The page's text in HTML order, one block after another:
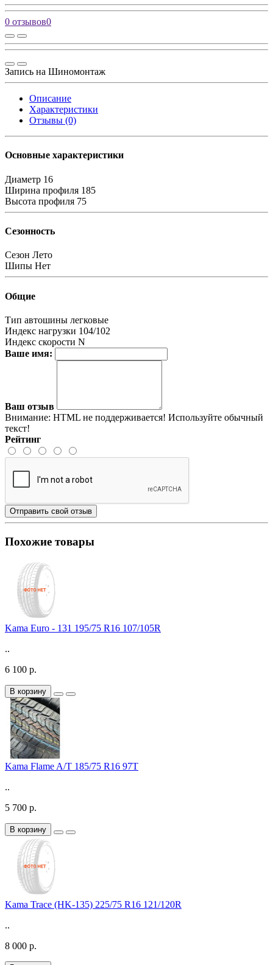
0 отзывов0
Запись на Шиномонтаж
Описание
Характеристики
Отзывы (0)
Основные характеристики
Диаметр 16
Ширина профиля 185
Высота профиля 75
Сезонность
Сезон Лето
Шипы Нет
Общие
Тип автошины легковые
Индекс нагрузки 104/102
Индекс скорости N
Ваше имя:
Ваш отзыв
Внимание: HTML не поддерживается! Используйте обычный
текст!
Рейтинг
Отправить свой отзыв
Похожие товары
Kama Euro - 131 195/75 R16 107/105R
..
6 100 р.
В корзину
Kama Flame A/T 185/75 R16 97T
..
5 700 р.
В корзину
Kama Trace (HK-135) 225/75 R16 121/120R
..
8 000 р.